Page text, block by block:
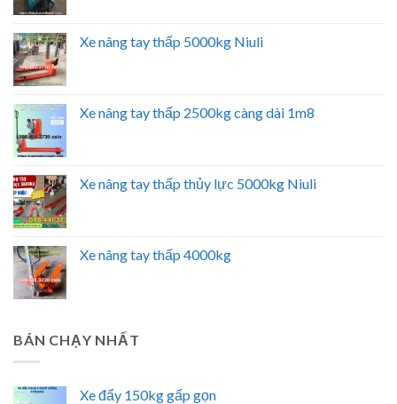
Xe nâng tay thấp 5000kg Niuli
Xe nâng tay thấp 2500kg càng dài 1m8
Xe nâng tay thấp thủy lực 5000kg Niuli
Xe nâng tay thấp 4000kg
BÁN CHẠY NHẤT
Xe đẩy 150kg gấp gọn